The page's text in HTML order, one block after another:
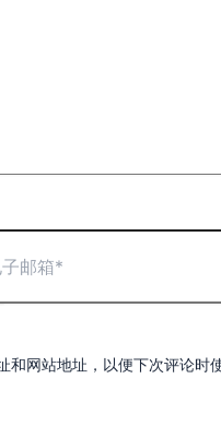
网站地址，以便下次评论时使